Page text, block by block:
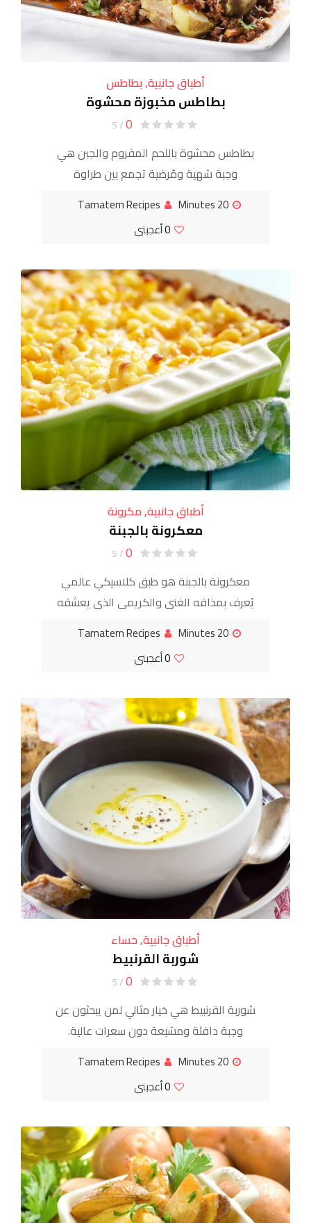
أطباق جانبية,بطاطس
بطاطس مخبوزة محشوة
0
/ 5
بطاطس محشوة باللحم المفروم والجبن هي
وجبة شهية ومُرضية تجمع بين طراوة
اللحم المفروم المتبلة بالصلصة والجبن
الذائب. تُعد
20 Minutes
Tamatem Recipes
0أعجبنى
أطباق جانبية,مكرونة
معكرونة بالجبنة
0
/ 5
معكرونة بالجبنة هو طبق كلاسيكي عالمي
يُعرف بمذاقه الغني والكريمي الذي يعشقه
الطبق من معكرونة صغيرة الحجم (عادةً
20 Minutes
Tamatem Recipes
0أعجبنى
أطباق جانبية,حساء
شوربة القرنبيط
0
/ 5
شوربة القرنبيط هي خيار مثالي لمن يبحثون عن
وجبة دافئة ومشبعة دون سعرات عالية.
بمكونات بسيطة تجعلها مناسبة للغداء أو
20 Minutes
Tamatem Recipes
0أعجبنى